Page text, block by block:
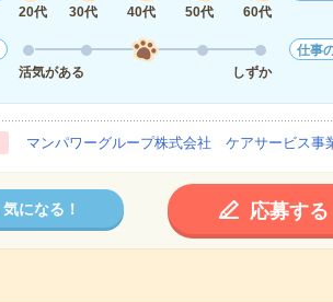
20代
30代 40代 50代 60代
活気がある
しずか
仕事
マンパワーグループ株式会社 ケアサービス事
気になる！ 応募する